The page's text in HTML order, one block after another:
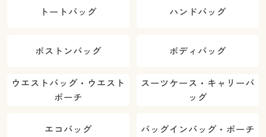
トートバッグ ハンドバッグ
ボストンバッグ ボディバッグ
ウエストバッグ・ウエスト
ポーチ
スーツケース・キャリーバ
ッグ
エコバッグ バッグインバッグ・ポーチ